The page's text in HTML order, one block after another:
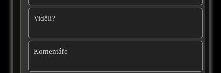
Viděli?
Komentáře